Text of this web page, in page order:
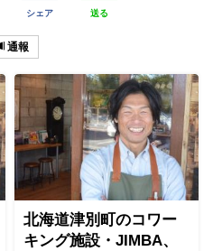
シェア 送る
通報
北海道津別町のコワー
キング施設・JIMBA、